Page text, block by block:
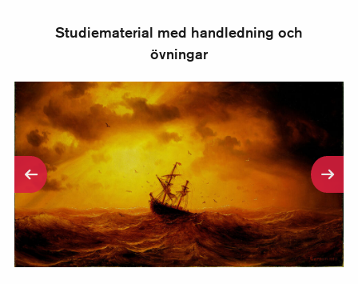
Studiematerial med handledning och
övningar
Romantiken - Individen, naturen och himlastormande